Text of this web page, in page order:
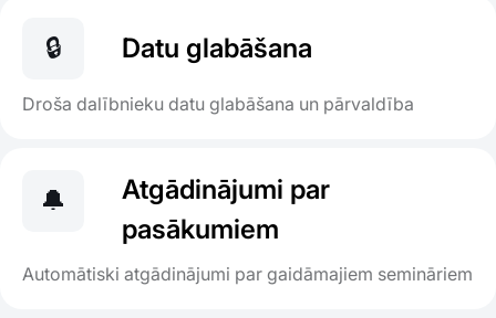
🔒 Datu glabāšana
Droša dalībnieku datu glabāšana un pārvaldība
🔔
Atgādinājumi par
pasākumiem
Automātiski atgādinājumi par gaidāmajiem semināriem